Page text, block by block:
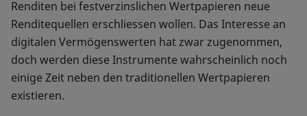
Renditen bei festverzinslichen Wertpapieren neue
Renditequellen erschliessen wollen. Das Interesse an
digitalen Vermögenswerten hat zwar zugenommen,
doch werden diese Instrumente wahrscheinlich noch
einige Zeit neben den traditionellen Wertpapieren
existieren.